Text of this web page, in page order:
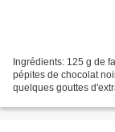
Ingrédients: 125 g de
pépites de chocolat
quelques gouttes